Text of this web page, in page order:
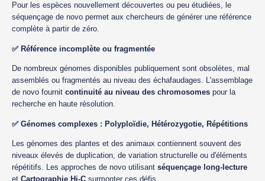
Pour les espèces nouvellement découvertes ou peu étudiées, le
séquençage de novo permet aux chercheurs de générer une référence
complète à partir de zéro.
✅ Référence incomplète ou fragmentée
De nombreux génomes disponibles publiquement sont obsolètes, mal
assemblés ou fragmentés au niveau des échafaudages. L'assemblage
de novo fournit continuité au niveau des chromosomes pour la
recherche en haute résolution.
✅ Génomes complexes : Polyploïdie, Hétérozygotie, Répétitions
Les génomes des plantes et des animaux contiennent souvent des
niveaux élevés de duplication, de variation structurelle ou d'éléments
répétitifs. Les approches de novo utilisant séquençage long-lecture
et Cartographie Hi-C surmonter ces défis.